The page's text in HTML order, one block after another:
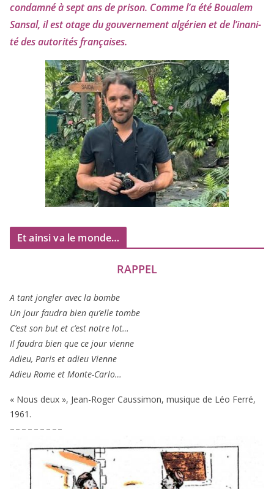
condam­né à sept ans de pri­son. Comme l’a été Boualem
Sansal, il est otage du gou­ver­ne­ment algé­rien et de l’i­na­ni­
té des auto­ri­tés françaises.
Et ainsi va le monde…
RAPPEL
A tant jon­gler avec la bombe
Un jour fau­dra bien qu’elle tombe
C’est son but et c’est notre lot…
Il fau­dra bien que ce jour vienne
Adieu, Paris et adieu Vienne
Adieu Rome et Monte-Carlo…
« Nous deux », Jean-Roger Caussimon, musique de Léo Ferré,
1961 .
– – – – – – – – –